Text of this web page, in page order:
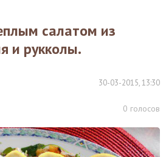
салатом из
и рукколы.
30-03-2015, 13:30
0 голосов